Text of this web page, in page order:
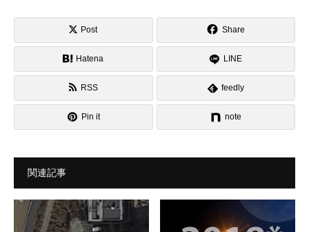
Post Share
Hatena LINE
RSS feedly
Pin it note
関連記事